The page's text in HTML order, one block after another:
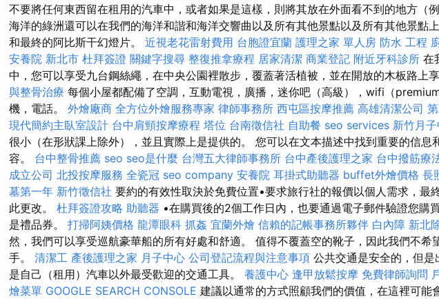
不要將任何東西留在租用的汽車中，或者如果是這樣，則將其放在外面看不到的地方（例
海洋的綠洲還可以在我們的海洋和諧和海洋交響曲以及所有其他景點以及所有其他景點
和最終的阿比斯干幻燈片。 近視老花雷射費用 台胞證宜蘭 護理之家 單人房 防水 工程
安養院 新北市 杜拜簽證 關鍵字搜尋 整復推拿療程 居家清潔 商業登記 附近牙科診所 在
中，您可以享受九台鋼絲繩，在中央公園裡散步，覆蓋著活植被，並在開放的木板路上
與整骨治療 每個小屋都配備了空調，互動電視，廣播，迷你吧（高級），wifi（
機，電話。 外燴廠商 全方位外燴服務專家 律師事務所 西屯區按摩推薦 高雄清潔公司
現代簡約主臥室設計 台中肩頸按摩療程 塔位 台南徵信社 自助餐 seo services 新竹月
很小（在形狀課上除外），並且實際上是提供的。 您可以在文本描述中找到重要的信息
容。 台中整骨推薦 seo seo是什麼 台灣五大律師事務所 台中產後護理之家 台中撥筋療
成立公司 北投按摩服務 全瓷冠 seo company 安養院 耳掛式助聽器 buffet外燴價格 長
墓第一年 新竹徵信社 要約的有效性取決於免費位置•要求旅行社的報價以個人需求，最
此更改。 杜拜簽證攻略 助聽器 •在購買後的2個工作日內，也要通過電子郵件驗證您購
是禮品券。 打掃阿姨價格 龍潭眼科 抓姦 宜蘭外燴 信賴的記帳事務所夥伴 白內障 新北
然，我們可以享受巡航豪華船的所有好處和舒適。 值得不覆蓋空的靴子，因此我們不希
手。 清潔工 產後護理之家 月子中心 公司登記流程與注意事項 公共交通是安全的，但
是自己（租用）汽車以外最受歡迎的交通工具。 養護中心 逢甲放鬆按摩 免費律師詢問
燴菜單 GOOGLE SEARCH CONSOLE 建議以通常的方式照顧我們的價值，在這裡可能